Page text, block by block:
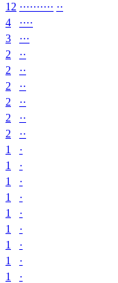
12 ·········· ··
4 ····
3 ···
2 ··
2 ··
2 ··
2 ··
2 ··
2 ··
1
·
1
·
1
·
1
·
1
·
1
·
1
·
1
·
1
·